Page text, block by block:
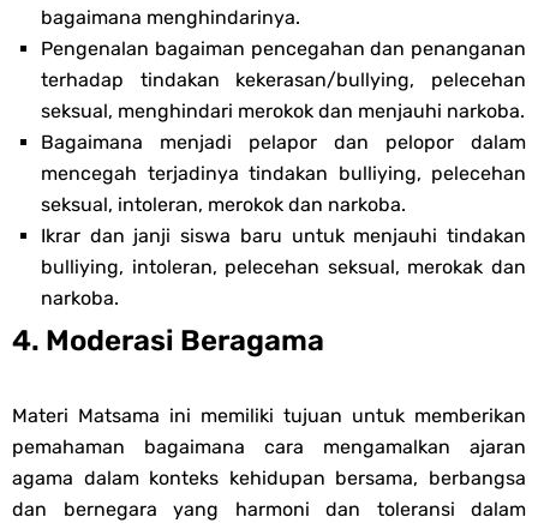
bagaimana menghindarinya.
Pengenalan bagaiman pencegahan dan penanganan
terhadap tindakan kekerasan/bullying, pelecehan
seksual, menghindari merokok dan menjauhi narkoba.
Bagaimana menjadi pelapor dan pelopor dalam
mencegah terjadinya tindakan bulliying, pelecehan
seksual, intoleran, merokok dan narkoba.
Ikrar dan janji siswa baru untuk menjauhi tindakan
bulliying, intoleran, pelecehan seksual, merokak dan
narkoba.
4. Moderasi Beragama
Materi Matsama ini memiliki tujuan untuk memberikan
pemahaman bagaimana cara mengamalkan ajaran
agama dalam konteks kehidupan bersama, berbangsa
dan bernegara yang harmoni dan toleransi dalam